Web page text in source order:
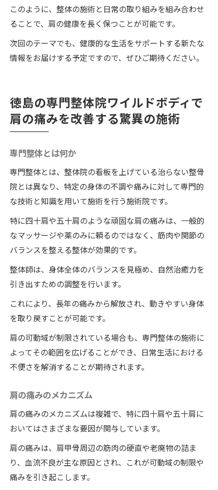
このように、整体の施術と日常の取り組みを組み合わせ
ることで、肩の健康を長く保つことが可能です。
次回のテーマでも、健康的な生活をサポートする新たな
情報をお届けする予定ですので、ぜひご期待ください。
徳島の専門整体院ワイルドボディで
肩の痛みを改善する驚異の施術
専門整体とは何か
専門整体とは、整体院の看板を上げている治らない整骨
院とは異なり、特定の身体の不調や痛みに対して専門的
な技術と知識を用いて施術を行う施術院です。
特に四十肩や五十肩のような頑固な肩の痛みは、一般的
なマッサージや薬のみに頼るのではなく、筋肉や関節の
バランスを整える整体が効果的です。
整体師は、身体全体のバランスを見極め、自然治癒力を
引き出すための調整を行います。
これにより、長年の痛みから解放され、動きやすい身体
を取り戻すことが可能です。
肩の可動域が制限されている場合も、専門整体の施術に
よってその範囲を広げることができ、日常生活における
不便さを解消することが期待されます。
肩の痛みのメカニズム
肩の痛みのメカニズムは複雑で、特に四十肩や五十肩に
おいてはさまざまな要因が関与しています。
肩の痛みは、肩甲骨周辺の筋肉の硬直や老廃物の詰ま
り、血流不良が主な原因とされ、これが可動域の制限や
痛みを引き起こします。